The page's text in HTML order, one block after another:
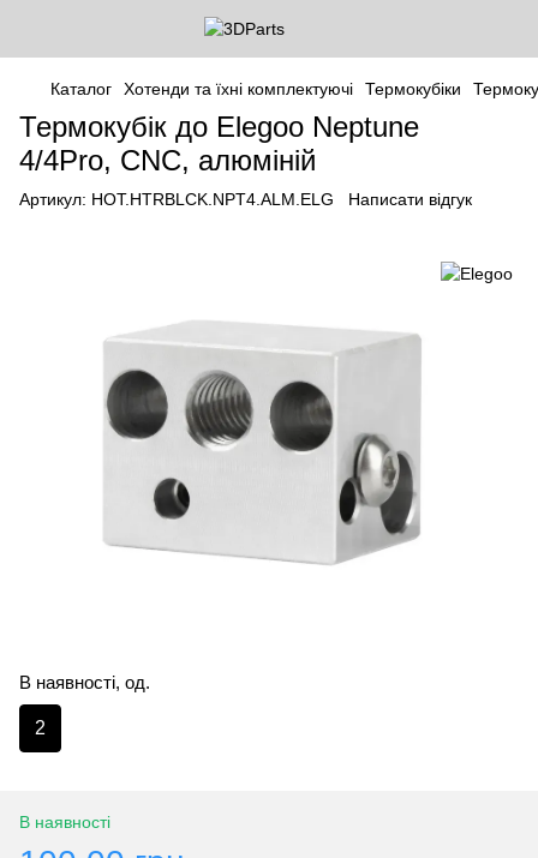
Каталог Хотенди та їхні комплектуючі Термокубіки
Термокубік до Elegoo Neptune
4/4Pro, CNC, алюміній
Артикул: HOT.HTRBLCK.NPT4.ALM.ELG Написати відгук
В наявності, од.
2
В наявності